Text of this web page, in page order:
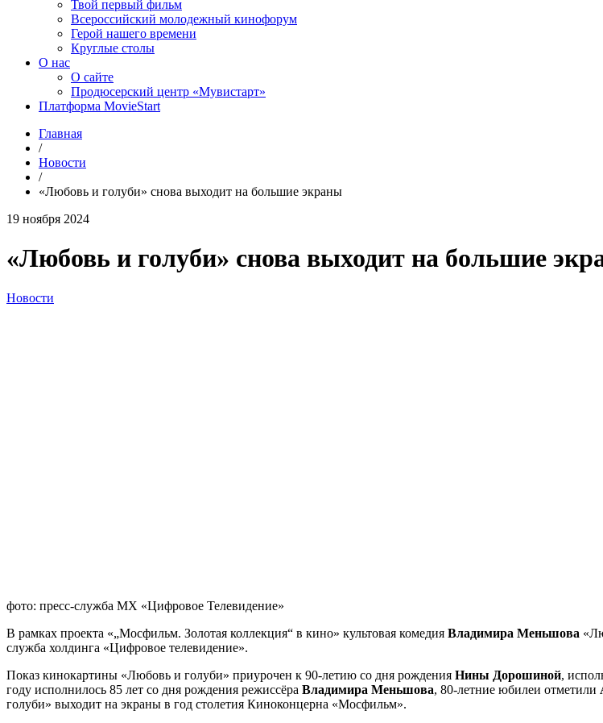
Твой первый фильм
Всероссийский молодежный кинофорум
Герой нашего времени
Круглые столы
О нас
О сайте
Продюсерский центр «Мувистарт»
Платформа MovieStart
Главная
/
Новости
/
«Любовь и голуби» снова выходит на большие экраны
19 ноября 2024
«Любовь и голуби» снова выходит на большие
Новости
фото: пресс-служба МХ «Цифровое Телевидение»
В рамках проекта «„Мосфильм. Золотая коллекция“ в кино» культовая комедия Владимира Меньшова
служба холдинга «Цифровое телевидение».
Показ кинокартины «Любовь и голуби» приурочен к 90-летию со дня рождения Нины Дорошиной,
году исполнилось 85 лет со дня рождения режиссёра Владимира Меньшова, 80-летние юбилеи отметили
голуби» выходит на экраны в год столетия Киноконцерна «Мосфильм».